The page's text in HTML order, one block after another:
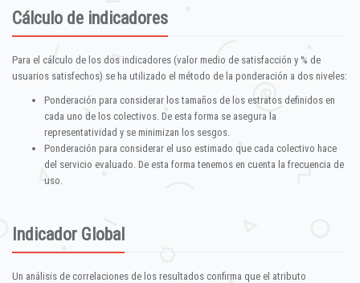
Cálculo de indicadores
Para el cálculo de los dos indicadores (valor medio de satisfacción y % de
usuarios satisfechos) se ha utilizado el método de la ponderación a dos niveles:
Ponderación para considerar los tamaños de los estratos definidos en
cada uno de los colectivos. De esta forma se asegura la
representatividad y se minimizan los sesgos.
Ponderación para considerar el uso estimado que cada colectivo hace
del servicio evaluado. De esta forma tenemos en cuenta la frecuencia de
uso.
Indicador Global
Un análisis de correlaciones de los resultados confirma que el atributo